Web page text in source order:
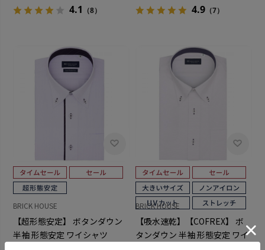
4.1 （8） 4.9 （7）
BRICK HOUSE
【超形態安定】 ボタンダウン
半袖 形態安定 ワイシャツ
BRICK HOUSE
【吸水速乾】【COFREX】 ボ
タンダウン 半袖 形態安定 ワイ